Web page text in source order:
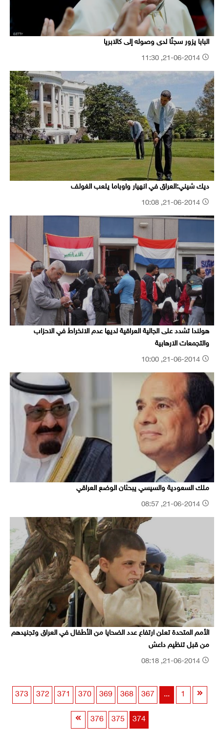
البابا يزور سجنًا لدى وصوله إلى كالابريا
ديك شيني:العراق في انهيار واوباما يلعب الغولف
هولندا تشدد على الجالية العراقية لديها عدم الانخراط في الاحزاب
والتجمعات الارهابية
ملك السعودية والسيسي يبحثان الوضع العراقي
الأمم المتحدة تعلن ارتفاع عدد الضحايا من الأطفال في العراق وتجنيدهم
من قبل تنظيم داعش
1
...
367
368
369
370
371
372
373
374
375
376